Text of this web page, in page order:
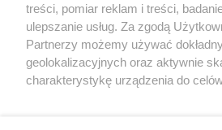
X Facebook
treści, pomiar reklam i treści,
ulepszanie usług. Za zgodą
Partnerzy możemy używać
geolokalizacyjnych oraz aktywnie
charakterystykę urządzenia do